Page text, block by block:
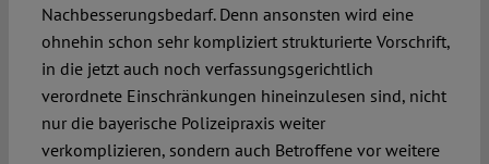
Nachbesserungsbedarf. Denn ansonsten wird eine
ohnehin schon sehr kompliziert strukturierte Vorschrift,
in die jetzt auch noch verfassungsgerichtlich
verordnete Einschränkungen hineinzulesen sind, nicht
nur die bayerische Polizeipraxis weiter
verkomplizieren, sondern auch Betroffene vor weitere